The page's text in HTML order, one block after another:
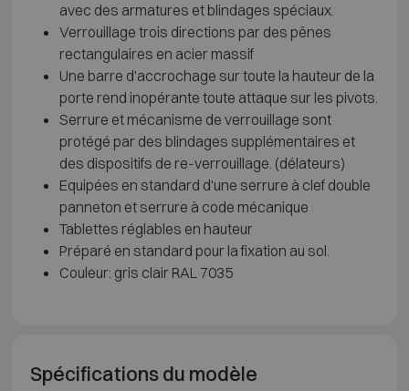
avec des armatures et blindages spéciaux.
Verrouillage trois directions par des pênes
rectangulaires en acier massif
Une barre d'accrochage sur toute la hauteur de la
porte rend inopérante toute attaque sur les pivots.
Serrure et mécanisme de verrouillage sont
protégé par des blindages supplémentaires et
des dispositifs de re-verrouillage. (délateurs)
Equipées en standard d'une serrure à clef double
panneton et serrure à code mécanique
Tablettes réglables en hauteur
Préparé en standard pour la fixation au sol.
Couleur: gris clair RAL 7035
Spécifications du modèle